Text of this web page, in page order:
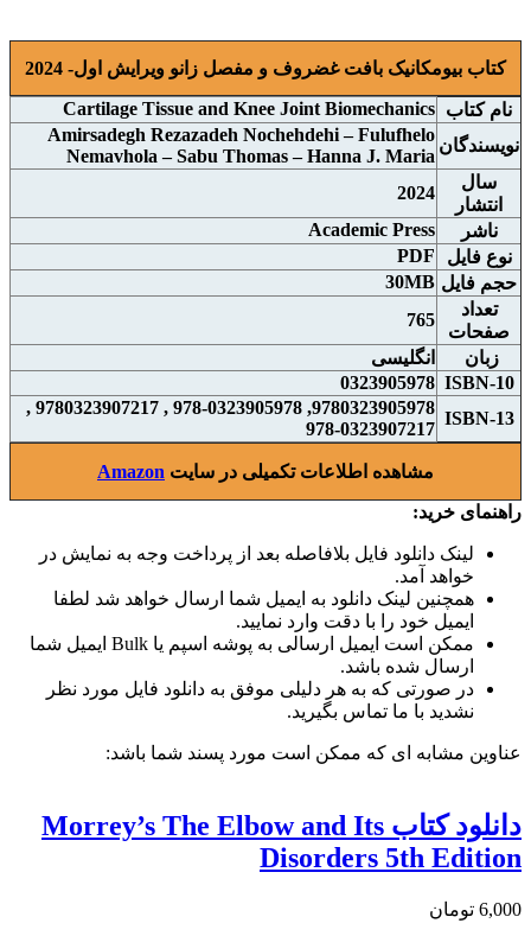
کتاب بیومکانیک بافت غضروف و مفصل زانو ویرایش اول- 2024
نام کتاب Cartilage Tissue and Knee Joint Biomechanics
نويسندگان
Amirsadegh Rezazadeh Nochehdehi – Fulufhelo
Nemavhola – Sabu Thomas – Hanna J. Maria
سال
انتشار
2024
ناشر
Academic Press
نوع فايل
PDF
حجم فايل 30MB
تعداد
صفحات
765
زبان
انگلیسی
ISBN-10
0323905978
ISBN-13
9780323905978, 978-0323905978 , 9780323907217 ,
978-0323907217
مشاهده اطلاعات تکمیلی در سایت Amazon
راهنمای خرید:
لینک دانلود فایل بلافاصله بعد از پرداخت وجه به نمایش در
خواهد آمد.
همچنین لینک دانلود به ایمیل شما ارسال خواهد شد لطفا
ایمیل خود را با دقت وارد نمایید.
ممکن است ایمیل ارسالی به پوشه اسپم یا Bulk ایمیل شما
ارسال شده باشد.
در صورتی که به هر دلیلی موفق به دانلود فایل مورد نظر
نشدید با ما تماس بگیرید.
عناوین مشابه ای که ممکن است مورد پسند شما باشد:
دانلود کتاب Morrey’s The Elbow and Its
Disorders 5th Edition
6,000 تومان